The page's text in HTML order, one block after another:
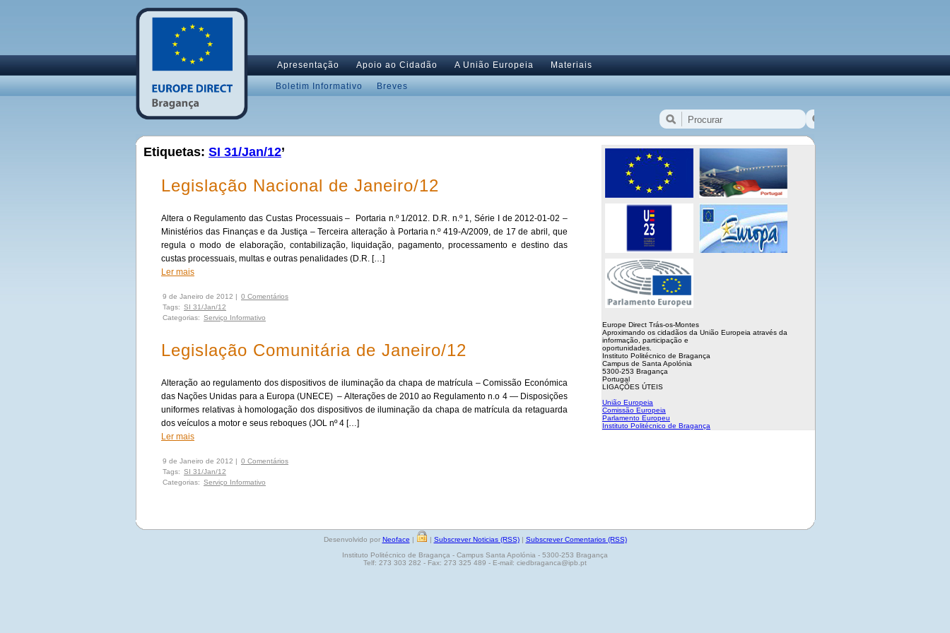
Apresentação Apoio ao Cidadão A União Europeia Materiais
Boletim Informativo Breves
Etiquetas: SI 31/Jan/12’
Legislação Nacional de Janeiro/12
Altera o Regulamento das Custas Processuais – Portaria n.º 1/2012. D.R. n.º 1, Série I de 2012-01-02 –
Ministérios das Finanças e da Justiça – Terceira alteração à Portaria n.º 419-A/2009, de 17 de abril, que
regula o modo de elaboração, contabilização, liquidação, pagamento, processamento e destino das
custas processuais, multas e outras penalidades (D.R. […]
Ler mais
9 de Janeiro de 2012 | 0 Comentários
Tags: SI 31/Jan/12
Categorias: Serviço Informativo
Legislação Comunitária de Janeiro/12
Alteração ao regulamento dos dispositivos de iluminação da chapa de matrícula – Comissão Económica
das Nações Unidas para a Europa (UNECE) – Alterações de 2010 ao Regulamento n.o 4 — Disposições
uniformes relativas à homologação dos dispositivos de iluminação da chapa de matrícula da retaguarda
dos veículos a motor e seus reboques (JOL nº 4 […]
Ler mais
9 de Janeiro de 2012 | 0 Comentários
Tags: SI 31/Jan/12
Categorias: Serviço Informativo
Europe Direct Trás-os-Montes
Aproximando os cidadãos da União Europeia através da
informação, participação e
oportunidades.
Instituto Politécnico de Bragança
Campus de Santa Apolónia
5300-253 Bragança
Portugal
LIGAÇÕES ÚTEIS
União Europeia
Comissão Europeia
Parlamento Europeu
Instituto Politécnico de Bragança
Desenvolvido por Neoface | | Subscrever Noticias (RSS)| Subscrever Comentarios (RSS)
Instituto Politécnico de Bragança - Campus Santa Apolónia - 5300-253 Bragança
Telf: 273 303 282 - Fax: 273 325 489 - E-mail: ciedbraganca@ipb.pt